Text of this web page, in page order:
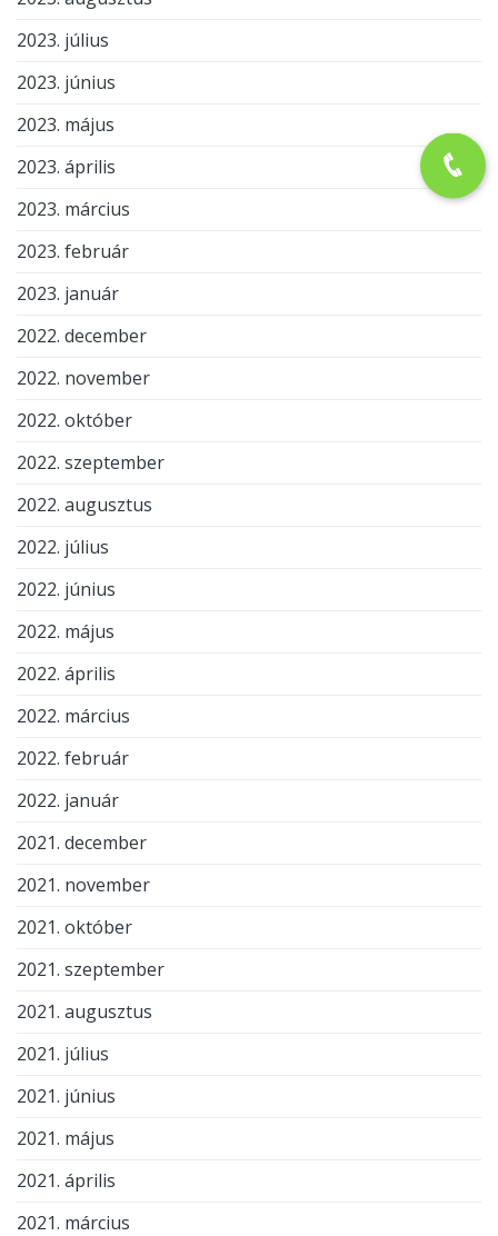
2023. július
2023. június
2023. május
2023. április
2023. március
2023. február
2023. január
2022. december
2022. november
2022. október
2022. szeptember
2022. augusztus
2022. július
2022. június
2022. május
2022. április
2022. március
2022. február
2022. január
2021. december
2021. november
2021. október
2021. szeptember
2021. augusztus
2021. július
2021. június
2021. május
2021. április
2021. március